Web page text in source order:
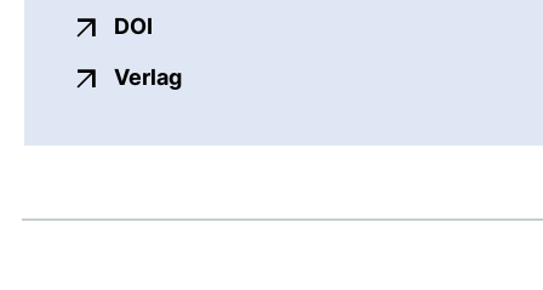
DOI
Verlagexterner Link, öffnet neues